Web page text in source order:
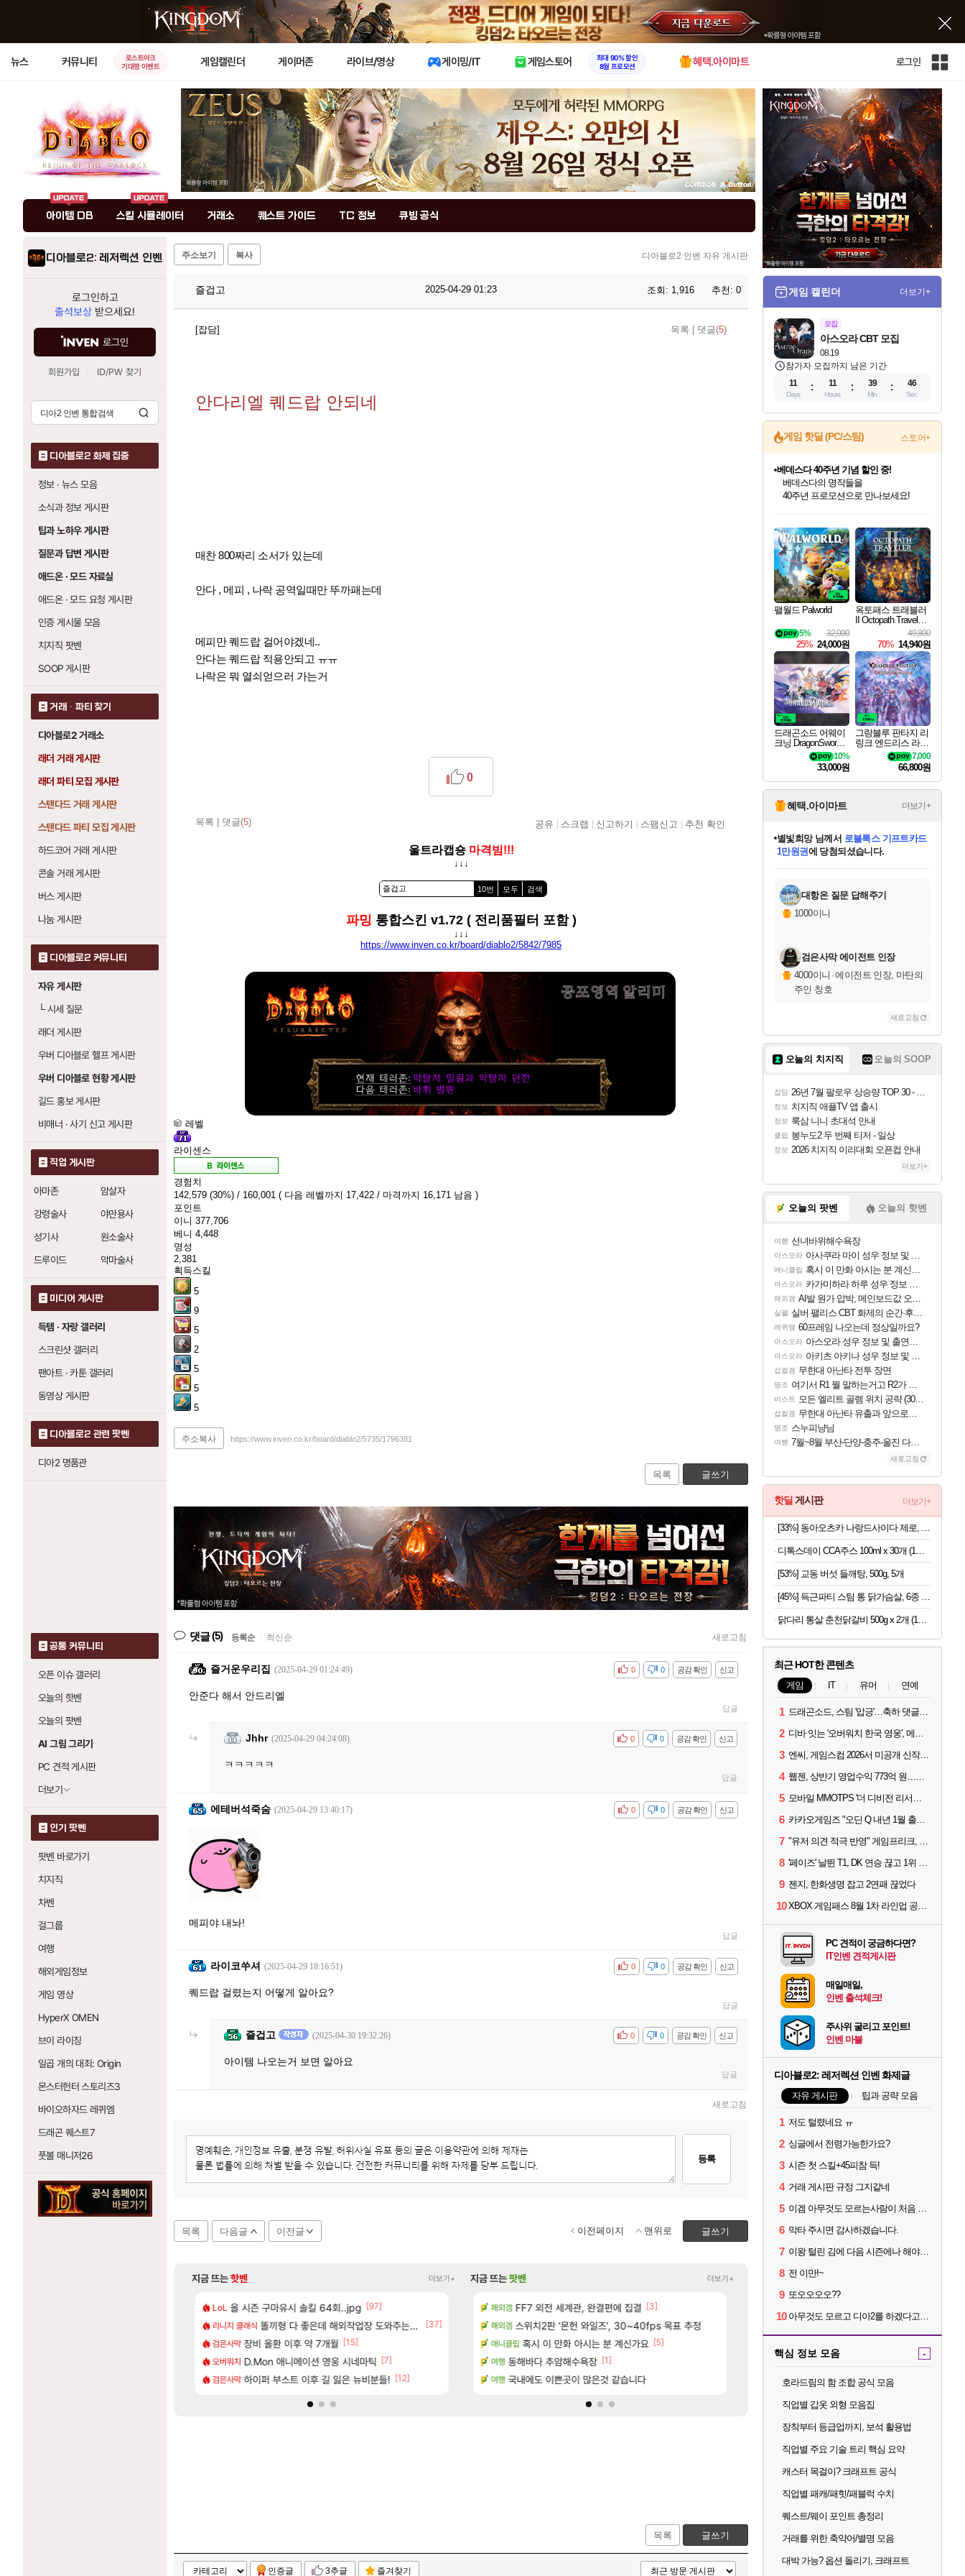
X
뉴스 커뮤니티
로스트아크
기대평 이벤트
게임캘린더 게이머존 라이브/영상 게이밍/IT 게임스토어
최대 90% 할인
8월 프로모션
혜택.아이마트 로그인
인
전
체
사
이
트
맵
아이템 DB 스킬 시뮬레이터 거래소 퀘스트 가이드 TC 정보 큐빙 공식
디아블로2: 레저렉션 인벤
로그인하고
출석보상 받으세요!
로그인
회원가입 ID/PW 찾기
디아블로2 화제 집중
정보 · 뉴스 모음
소식과 정보 게시판
팁과 노하우 게시판
질문과 답변 게시판
애드온 · 모드 자료실
애드온 · 모드 요청 게시판
인증 게시물 모음
치지직 팟벤
SOOP 게시판
거래 · 파티 찾기
디아블로2 거래소
래더 거래 게시판
래더 파티 모집 게시판
스탠다드 거래 게시판
스탠다드 파티 모집 게시판
하드코어 거래 게시판
콘솔 거래 게시판
버스 게시판
나눔 게시판
디아블로2 커뮤니티
자유 게시판
└시세 질문
래더 게시판
우버 디아블로 헬프 게시판
우버 디아블로 현황 게시판
길드 홍보 게시판
비매너 · 사기 신고 게시판
직업 게시판
아마존
암살자
강령술사
야만용사
성기사
원소술사
드루이드
악마술사
미디어 게시판
득템 · 자랑 갤러리
스크린샷 갤러리
팬아트 · 카툰 갤러리
동영상 게시판
디아블로2 관련 팟벤
디아2 명품관
공통 커뮤니티
오픈 이슈 갤러리
오늘의 핫벤
오늘의 팟벤
AI 그림 그리기
PC 견적 게시판
더보기
인기 팟벤
팟벤 바로가기
치지직
차벤
걸그룹
여행
해외게임정보
게임 영상
HyperX OMEN
브이 라이징
일곱 개의 대죄: Origin
몬스터헌터 스토리즈3
바이오하자드 레퀴엠
드래곤 퀘스트7
풋볼 매니저26
주소보기 복사 디아블로2 인벤 자유 게시판
즐겁고 2025-04-29 01:23 조회: 1,916 추천: 0
[잡담] 목록 댓글(5)
안다리엘 퀘드랍 안되네
매찬 800짜리 소서가 있는데
안다 , 메피 , 나락 공역일때만 뚜까패는데
메피만 퀘드랍 걸어야겠네..
안다는 퀘드랍 적용안되고 ㅠㅠ
나락은 뭐 열쇠얻으러 가는거
목록 댓글(5)
0
공유 스크랩 신고하기 스팸신고 추천 확인
울트라캡숑마격빔!!!
↓↓↓
10번 모두 검색
파밍 통합스킨 v1.72 ( 전리품필터 포함 )
↓↓↓
https://www.inven.co.kr/board/diablo2/5842/7985
레벨
라이센스
경험치
142,579 (30%) / 160,001 ( 다음 레벨까지 17,422 / 마격까지 16,171 남음 )
포인트
이니 377,706
베니 4,448
명성
2,381
획득스킬
5
9
5
2
5
5
5
주소복사 https://www.inven.co.kr/board/diablo2/5735/1796381
목록 글쓰기
댓글(5) 등록순 최신순 새로고침
즐거운우리집 (2025-04-29 01:24:49) 신고
공감 확인
비공감 0
0
안준다 해서 안드리엘
답글
Jhhr (2025-04-29 04:24:08) 신고
공감 확인
비공감 0
0
ㅋㅋㅋㅋㅋ
답글
에테버석죽숨 (2025-04-29 13:40:17) 신고
공감 확인
비공감 0
0
메피야 내놔!
답글
라이코쑤셔 (2025-04-29 18:16:51) 신고
공감 확인
비공감 0
0
퀘드랍 걸렸는지 어떻게 알아요?
답글
즐겁고 (2025-04-30 19:32:26) 신고
공감 확인
비공감 0
0
아이템 나오는거 보면 알아요
답글
새로고침
등록
목록 다음글 이전글 글쓰기
이전페이지 맨위로
지금 뜨는핫벤 더보기+
LoL 올 시즌 구마유시 솔킬 64회..jpg [97]
리니지 클래식 똘끼형 다 좋은데 해외작업장 도와주는 짓은 좀 아니지않냐?
[37]
검은사막 장비 올환 이후 약 7개월 [15]
오버워치 D.Mon 애니메이션 영웅 시네마틱 [7]
검은사막 하이퍼 부스트 이후 길 잃은 뉴비분들! [12]
메이플 8월 9일 썬데이 메이플 [155]
로아 보상 공지 나온거 10추 하니 올리자 [88]
로아 크로체 따왔습니다 [78]
FCO 진짜 귀한 삼색화채 찐1등 떳냐 ㅅㅅㅅ
로아 고양이를 도구로 쓰는 인방 하꼬 스트리머 박제합니다.
캬 익세 에픽빔ㅋㅋㅋㅋㅋㅋㅋㅋ
[40]
흠, 꼰대왔다. [26]
지금 뜨는팟벤 더보기+
아스오라 아스오라 성우 정보 및 출연작 모음
아스오라 아키츠 아키나 성우 정보 및 주요 필모
비스트 모든 성소 위치 공략 (40개) - 귀환한 영혼 도전과제
명조 스누피냥님
리밋제로 프롤로그 테스트를 마치고.. (feat. 리아)
해외겜 FF7 외전 세계관, 완결편에 집결 [3]
해외겜 스위치2판 ‘몬헌 와일즈’, 30~40fps 목표 추정
애니클립 혹시 이 만화 아시는 분 계신가요 [5]
여행 동해바다 추암해수욕장 [1]
여행 국내에도 이쁜곳이 많은것 같습니다
메모리 3사, 2027년 생산분 완판?
아스오라 아사쿠라 마이 성우 정보 및 주요 필모
목록 글쓰기
인증글 3추글 즐겨찾기
게임 캘린더 더보기+
모집
08.19
아스오라 CBT 모집
참가자 모집까지 남은 기간
11
Days
11
Hours
39
Min
45
Sec
게임 핫딜 (PC/스팀) 스토어+
최대 90% 할인가를 만나보세요!
네이버혜택과 함께 만나보세요!
50%할인&추가 적립까지!
네이버 포인트 혜택까지!
이니&베니 혜택까지!
네이버 혜택가와 함께 예약하세요!
할인&네이버혜택으로 만나보세요!
네이버페이 혜택과 만나보세요!
베데스다 40주년 기념 할인 중!
베데스다의 명작들을
40주년 프로모션으로 만나보세요!
할인가에 만나보세요!
일부 에디션 상시 할인!
혜택으로 예약 판매 중
편안하게 충전하세요
팰월드 Palworld
32,000
5%
25% 24,000원
옥토패스 트래블러
II Octopath Traveler I
49,800
70% 14,940원
드래곤소드 어웨이
크닝 DragonSword A
10%
33,000원
그랑블루 판타지 리
링크 엔드리스 라그
나로크 Granblue Fa
ntasy Relink Endless
7,000
66,800원
혜택.아이마트 더보기+
교환.
당첨되셨습니다.
당첨되셨습니다.
당첨되셨습니다.
별빛희망님께서 로블록스 기프트카드
1만원권에 당첨되셨습니다.
당첨되셨습니다.
당첨되셨습니다.
당첨되셨습니다.
당첨되셨습니다.
에디션 (스팀코드)를 교환.
당첨되셨습니다.
대항온 질문 답해주기
1000이니
검은사막 에이전트 인장
4000이니 ·에이전트 인장, 마탄의
주인 칭호
새로고침
오늘의 치지직 오늘의 SOOP
잡담 26년 7월 팔로우 상승량 TOP 30 - 월간 치지직
정보 치지직 애플TV 앱 출시
정보 룩삼 니니 초대석 안내
클립 봉누도2 두 번째 티저 - 일상
정보 2026 치지직 이리대회 오픈컵 안내
더보기+
오늘의 팟벤 오늘의 핫벤
여행 선녀바위해수욕장
아스오라 아사쿠라 마이 성우 정보 및 주요 필모
애니클립 혹시 이 만화 아시는 분 계신가요
아스오라 카가미하라 하루 성우 정보 및 주요 필모
해외겜 AI발 원가 압박, 메인보드값 오르나
실팰 실버 팰리스 CBT 화제의 순간·후기 모음
레퀴엠 60프레임 나오는데 정상일까요?
아스오라 아스오라 성우 정보 및 출연작 모음
아스오라 아키츠 아키나 성우 정보 및 주요 필모
섭컬겜 무한대 아난타 전투 장면
명조 여기서 R1 뭘 말하는거고 R2가 뭘말하는걸까요?
비스트 모든 엘리트 골렘 위치 공략 (30개) - 방랑 결투가
섭컬겜 무한대 아난타 유출과 앞으로의 예상 (루머)
명조 스누피냥님
여행 7월~8월 부산-단양-충주-울진 다녀왔어요~
새로고침
핫딜 게시판 더보기+
[53%] 교동 버섯 들깨탕, 500g, 5개
닭다리 통살 춘천닭갈비 500g x 2개 (1개당 6,950원)
최근 HOT한 콘텐츠
게임 IT 유머 연예
1 드래곤소드, 스팀 '압긍'…축하 댓글 달고 게임 코드 받자!
2 디바 잇는 '오버워치 한국 영웅', 메카 파일럿 디몬 나온다
3 엔씨, 게임스컴 2026서 미공개 신작 최초 공개
4 웹젠, 상반기 영업수익 773억 원…순이익 89% 증가
5 모바일 MMOTPS '더 디비전 리서전스', 6일 스팀에도 출시
6 카카오게임즈 "오딘 Q 내년 1월 출시, 연기는 없다"
7 "유저 의견 적극 반영" 게임프리크, 비스트 오브 리인카네이션 개선 나선다
8 '페이즈' 날뛴 T1, DK 연승 끊고 1위 지켜
9 젠지, 한화생명 잡고 2연패 끊었다
10 XBOX 게임패스 8월 1차 라인업 공개... '비스트 오브 리인카네이션' 즉시 합류
PC 견적이 궁금하다면?
IT인벤 견적게시판
매일매일,
인벤 출석체크!
주사위 굴리고 포인트!
인벤 마블
디아블로2: 레저렉션 인벤 화제글
자유 게시판 팁과 공략 모음
1 저도 털렸네요 ㅠ
2 싱글에서 전령가능한가요?
3 시즌 첫 스킬+45피참 득!
4 거래 게시판 규정 그지같네
5 이겜 아무것도 모르는사람이 처음 시작하기 괜찮나요?
6 막타 주시면 감사하겠습니다.
7 이왕 털린 김에 다음 시즌에나 해야겠네요
8 전 이만!~
9 또오오오오??
10 아무것도 모르고 디아2를 하겠다고요???
핵심 정보 모음 -
호라드림의 함 조합 공식 모음
직업별 갑옷 외형 모음집
장착부터 등급업까지, 보석 활용법
직업별 주요 기술 트리 핵심 요약
캐스터 목걸이? 크래프트 공식
직업별 패캐/패힛/패블럭 수치
퀘스트/웨이 포인트 총정리
거래를 위한 축약어/별명 모음
대박 가능? 옵션 돌리기, 크래프트